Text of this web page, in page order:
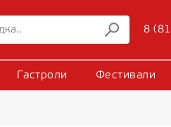
8
Гастроли Фестивали